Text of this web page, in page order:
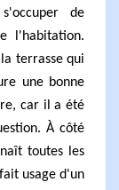
de
l'habitation.
terrasse qui
une bonne
car il a été
À côté
toutes les
usage d'un